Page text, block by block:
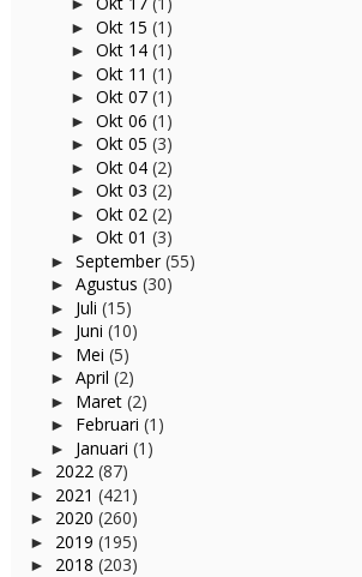
► Okt 15 (1)
► Okt 14 (1)
► Okt 11 (1)
► Okt 07 (1)
► Okt 06 (1)
► Okt 05 (3)
► Okt 04 (2)
► Okt 03 (2)
► Okt 02 (2)
► Okt 01 (3)
► September(55)
► Agustus (30)
► Juli (15)
► Juni (10)
► Mei (5)
► April (2)
► Maret (2)
► Februari (1)
► Januari (1)
► 2022 (87)
► 2021 (421)
► 2020 (260)
► 2019 (195)
► 2018 (203)